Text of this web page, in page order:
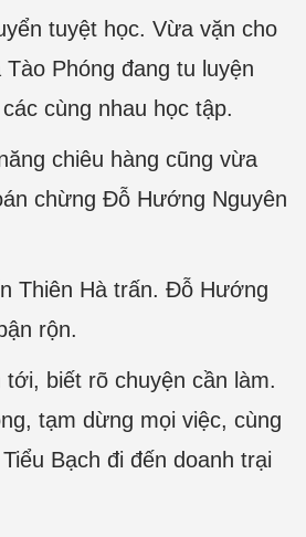
tuyệt học. Vừa vặn cho
Phóng đang tu luyện
cùng nhau học tập.
chiêu hàng cũng vừa
chừng Đỗ Hướng Nguyên
Thiên Hà trấn. Đỗ Hướng
rộn.
biết rõ chuyện cần làm.
tạm dừng mọi việc, cùng
Bạch đi đến doanh trại